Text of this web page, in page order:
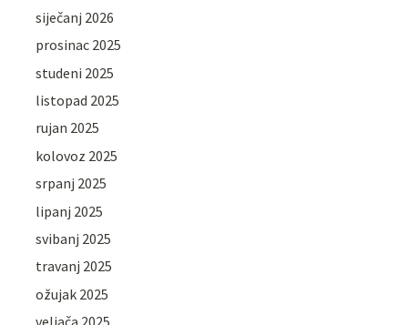
siječanj 2026
prosinac 2025
studeni 2025
listopad 2025
rujan 2025
kolovoz 2025
srpanj 2025
lipanj 2025
svibanj 2025
travanj 2025
ožujak 2025